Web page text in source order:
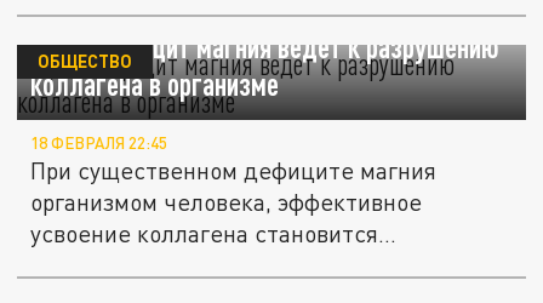
Врач: дефицит магния ведет к разрушению
коллагена в организме
ОБЩЕСТВО
18 ФЕВРАЛЯ 22:45
При существенном дефиците магния
организмом человека, эффективное
усвоение коллагена становится